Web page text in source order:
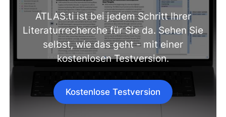
ATLAS.ti ist bei jedem Schritt Ihrer
Literaturrecherche für Sie da. Sehen Sie
selbst, wie das geht - mit einer
kostenlosen Testversion.
Kostenlose Testversion